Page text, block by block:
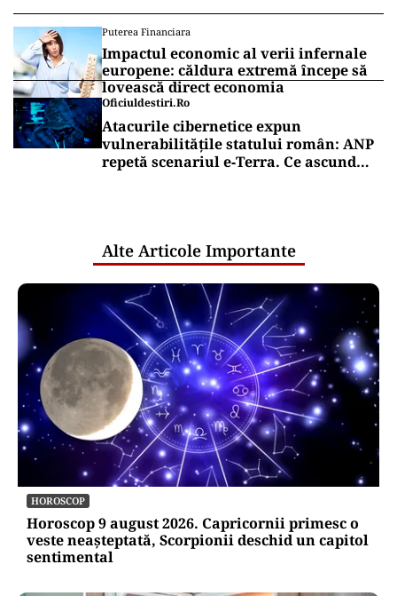
Puterea Financiara
Impactul economic al verii infernale
europene: căldura extremă începe să
lovească direct economia
Oficiuldestiri.ro
Atacurile cibernetice expun
vulnerabilitățile statului român: ANP
repetă scenariul e‑Terra. Ce ascund
Alte Articole Importante
HOROSCOP
Horoscop 9 august 2026. Capricornii primesc o
veste neașteptată, Scorpionii deschid un capitol
sentimental